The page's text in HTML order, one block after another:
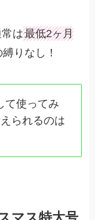
は最低2ヶ月
りなし！
て使ってみ
られるのは